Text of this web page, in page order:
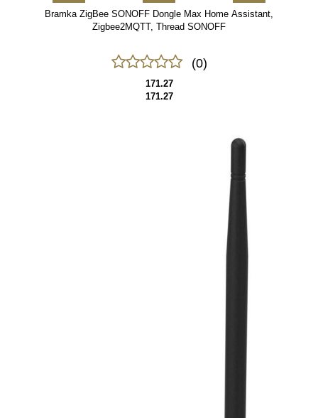
Bramka ZigBee SONOFF Dongle Max Home Assistant,
Zigbee2MQTT, Thread SONOFF
(0)
171.27
171.27